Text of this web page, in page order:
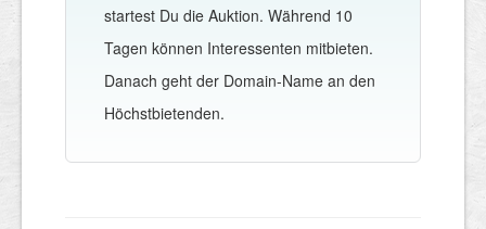
startest Du die Auktion. Während 10
Tagen können Interessenten mitbieten.
Danach geht der Domain-Name an den
Höchstbietenden.